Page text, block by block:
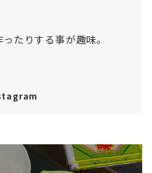
たりする事が趣味。